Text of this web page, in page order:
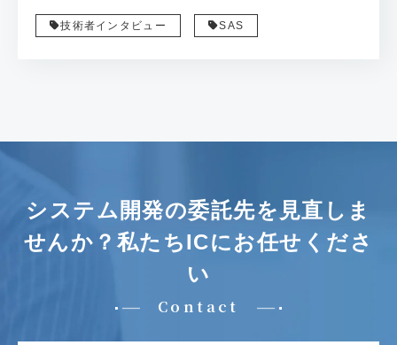
技術者インタビュー SAS
システム開発の委託先を見直しま
せんか？ 私たちICにお任せくださ
い
Contact